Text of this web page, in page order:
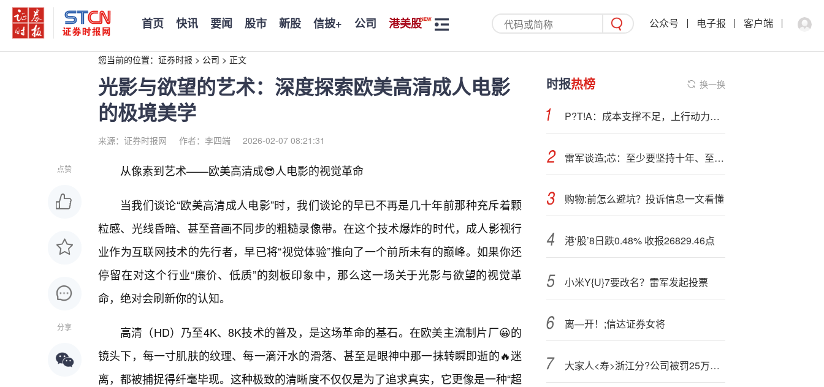
首页 快讯 要闻 股市 新股 信披+ 公司 港美股 公众号 电子报 客户端
您当前的位置： 证券时报 > 公司 > 正文
光影与欲望的艺术：深度探索欧美高清成人电影
的极境美学
来源：证券时报网 作者：李四端 2026-02-07 08:21:31
点赞
分享
从像素到艺术——欧美高清成😎人电影的视觉革命
当我们谈论“欧美高清成人电影”时，我们谈论的早已不再是几十年前那种充斥着颗
粒感、光线昏暗、甚至音画不同步的粗糙录像带。在这个技术爆炸的时代，成人影视行
业作为互联网技术的先行者，早已将“视觉体验”推向了一个前所未有的巅峰。如果你还
停留在对这个行业“廉价、低质”的刻板印象中，那么这一场关于光影与欲望的视觉革
命，绝对会刷新你的认知。
高清（HD）乃至4K、8K技术的普及，是这场革命的基石。在欧美主流制片厂😀的
镜头下，每一寸肌肤的纹理、每一滴汗水的滑落、甚至是眼神中那一抹转瞬即逝的🔥迷
离，都被捕捉得纤毫毕现。这种极致的清晰度不仅仅是为了追求真实，它更像是一种“超
时报热榜 换一换
P?T!A：成本支撑不足，上行动力减弱
雷军谈造;芯：至少要坚持十年、至少投入五百亿
购物:前怎么避坑？投诉信息一文看懂
港‘股’8日跌0.48% 收报26829.46点
小米Y{U}7要改名？雷军发起投票
离—开！;信达证券女将
大家人<寿>浙江分?公司被罚25万元：编制或者提供虚假的报告、报表、文件、资料